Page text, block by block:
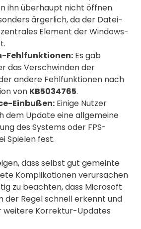
ihn überhaupt nicht öffnen.
ärgerlich, da der Datei-
Element der Windows-
Fehlfunktionen: Es gab
das Verschwinden der
andere Fehlfunktionen nach
von KB5034765.
Einbußen: Einige Nutzer
dem Update eine allgemeine
des Systems oder FPS-
Spielen fest.
dass selbst gut gemeinte
Komplikationen verursachen
zu beachten, dass Microsoft
der Regel schnell erkennt und
weitere Korrektur-Updates